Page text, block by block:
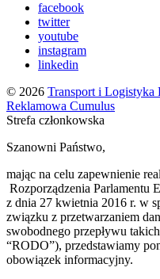
facebook
twitter
youtube
instagram
linkedin
© 2026 Transport i Logistyka
Reklamowa Cumulus
Strefa członkowska
Szanowni Państwo,
mając na celu zapewnienie
Rozporządzenia Parlamentu
z dnia 27 kwietnia 2016 r. w
związku z przetwarzaniem
swobodnego przepływu
“RODO”), przedstawiamy
obowiązek informacyjny.